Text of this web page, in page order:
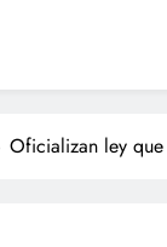
Oficializan ley